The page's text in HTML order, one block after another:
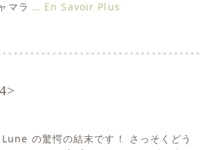
マラ … En Savoir Plus
の驚愕の結末です！ さっそくどう